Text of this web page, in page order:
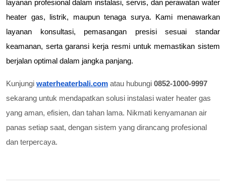
layanan profesional dalam instalasi, servis, dan perawatan water
heater gas, listrik, maupun tenaga surya. Kami menawarkan
layanan konsultasi, pemasangan presisi sesuai standar
keamanan, serta garansi kerja resmi untuk memastikan sistem
berjalan optimal dalam jangka panjang.
Kunjungi waterheaterbali.com atau hubungi 0852-1000-9997
sekarang untuk mendapatkan solusi instalasi water heater gas
yang aman, efisien, dan tahan lama. Nikmati kenyamanan air
panas setiap saat, dengan sistem yang dirancang profesional
dan terpercaya.